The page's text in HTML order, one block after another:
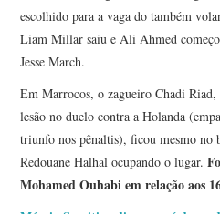
escolhido para a vaga do também
Liam Millar saiu e Ali Ahmed
Jesse March.
Em Marrocos, o zagueiro Chadi
lesão no duelo contra a Holanda
triunfo nos pênaltis), ficou mesmo no
Redouane Halhal ocupando o lugar.
Mohamed Ouhabi em relação aos